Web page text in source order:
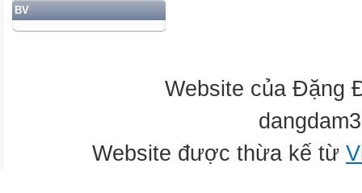
BV
Website của Đặng
Website được thừa kế từ